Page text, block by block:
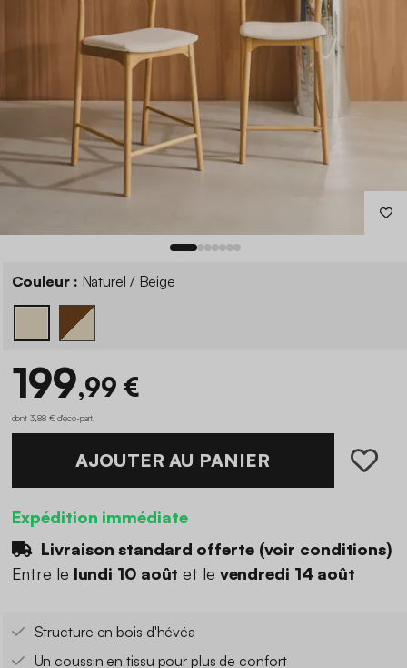
Couleur : Naturel / Beige
199,99 €
dont 3,88 € d'éco-part
AJOUTER AU PANIER
Expédition immédiate
Livraison standard offerte (voir conditions)
Entre le lundi 10 août et le vendredi 14 août
Structure en bois d'hévéa
Un coussin en tissu pour plus de confort